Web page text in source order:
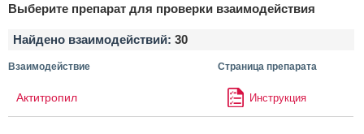
Выберите препарат для проверки взаимодействия
Найдено взаимодействий: 30
Взаимодействие Страница препарата
Актитропил Инструкция